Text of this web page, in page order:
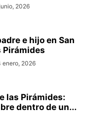
2026
e hijo en San
Pirámides
enero, 2026
las Pirámides:
dentro de un...